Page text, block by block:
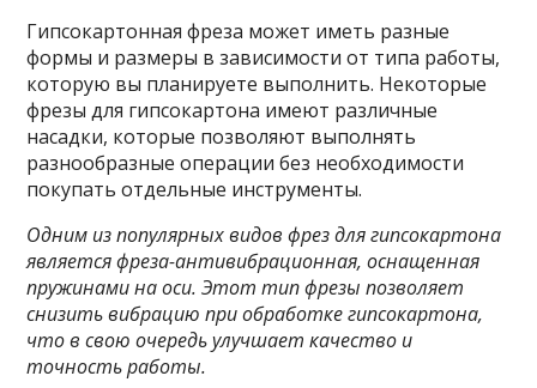
Гипсокартонная фреза может иметь разные
формы и размеры в зависимости от типа работы,
которую вы планируете выполнить. Некоторые
фрезы для гипсокартона имеют различные
насадки, которые позволяют выполнять
разнообразные операции без необходимости
покупать отдельные инструменты.
Одним из популярных видов фрез для гипсокартона
является фреза-антивибрационная, оснащенная
пружинами на оси. Этот тип фрезы позволяет
снизить вибрацию при обработке гипсокартона,
что в свою очередь улучшает качество и
точность работы.